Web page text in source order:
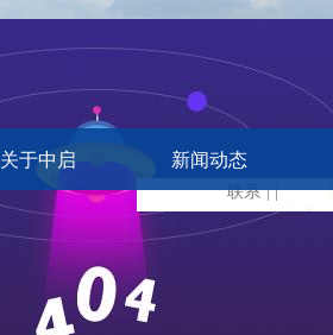
关于中启 新闻动态
联系 | |